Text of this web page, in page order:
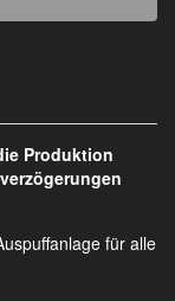
Produktion
für alle